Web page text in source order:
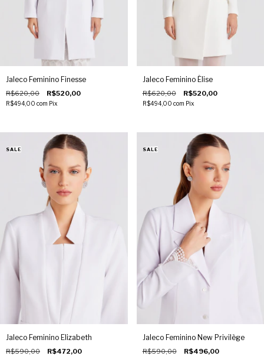
Jaleco Feminino Finesse
R$620,00 R$520,00
R$494,00 com Pix
Jaleco Feminino Élise
R$620,00 R$520,00
R$494,00 com Pix
Jaleco Feminino Elizabeth
R$590,00 R$472,00
Jaleco Feminino New Privilège
R$590,00 R$496,00